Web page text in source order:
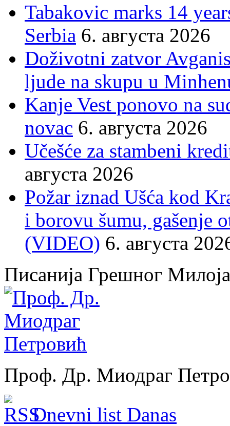
Tabakovic marks 14
Serbia 6. августа 2026
Doživotni zatvor
ljude na skupu u
Kanje Vest ponovo na
novac 6. августа 2026
Učešće za stambeni
августа 2026
Požar iznad Ušća kod
i borovu šumu, gašenje
(VIDEO) 6. августа
Писанија Грешног Милоја
Проф. Др. Миодраг
Dnevni list Danas